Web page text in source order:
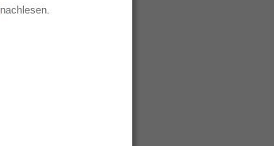
nachlesen.